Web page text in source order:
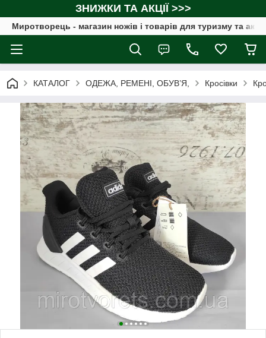
ЗНИЖКИ ТА АКЦІЇ >>>
Миротворець - магазин ножів і товарів для туризму та
КАТАЛОГ ОДЕЖА, РЕМЕНІ, ОБУВ’Я, Кросівки